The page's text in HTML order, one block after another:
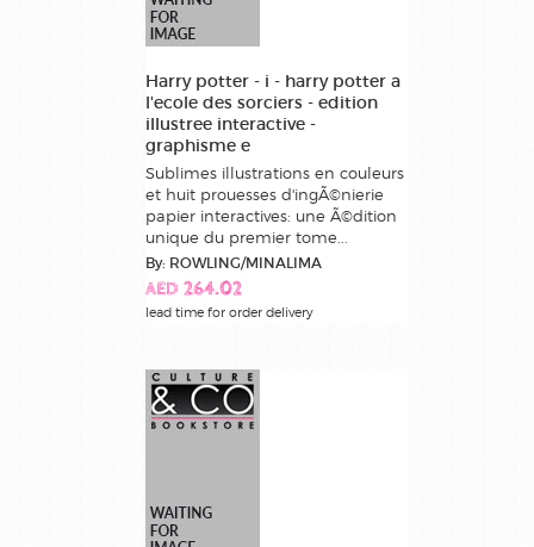
Harry potter - i - harry potter a
l'ecole des sorciers - edition
illustree interactive -
graphisme e
Sublimes illustrations en couleurs
et huit prouesses d'ingÃ©nierie
papier interactives: une Ã©dition
unique du premier tome...
By: ROWLING/MINALIMA
AED 264.02
lead time for order delivery